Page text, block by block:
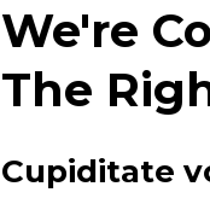
We're
The
Cupiditate